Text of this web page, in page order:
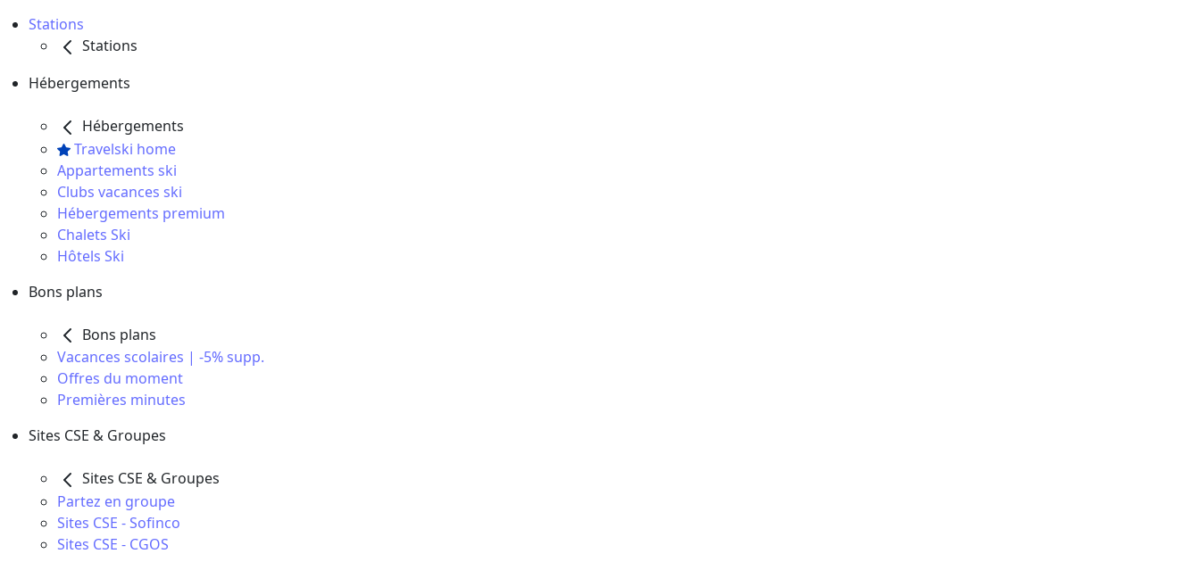
Stations
Stations
Hébergements
Hébergements
Travelski home
Appartements ski
Clubs vacances ski
Hébergements premium
Chalets Ski
Hôtels Ski
Bons plans
Bons plans
Vacances scolaires | -5% supp.
Offres du moment
Premières minutes
Sites CSE & Groupes
Sites CSE & Groupes
Partez en groupe
Sites CSE - Sofinco
Sites CSE - CGOS